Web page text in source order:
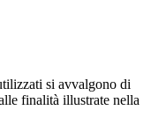
si avvalgono di
finalità illustrate nella